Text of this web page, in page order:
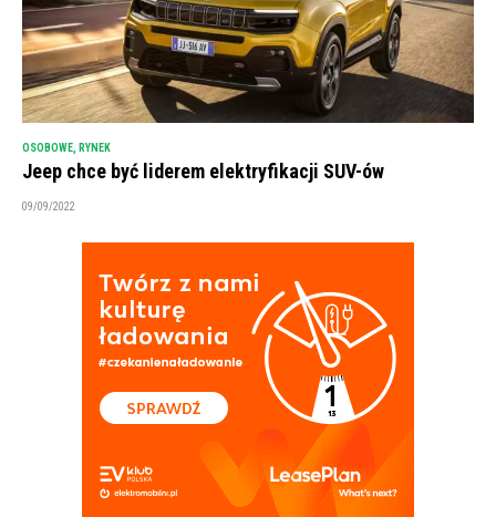
OSOBOWE RYNEK
Jeep chce być liderem elektryfikacji SUV-ów
09/09/2022